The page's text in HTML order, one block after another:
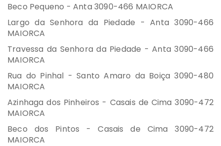
Beco Pequeno - Anta 3090-466 MAIORCA
Largo da Senhora da Piedade - Anta 3090-466
MAIORCA
Travessa da Senhora da Piedade - Anta 3090-466
MAIORCA
Rua do Pinhal - Santo Amaro da Boiça 3090-480
MAIORCA
Azinhaga dos Pinheiros - Casais de Cima 3090-472
MAIORCA
Beco dos Pintos - Casais de Cima 3090-472
MAIORCA